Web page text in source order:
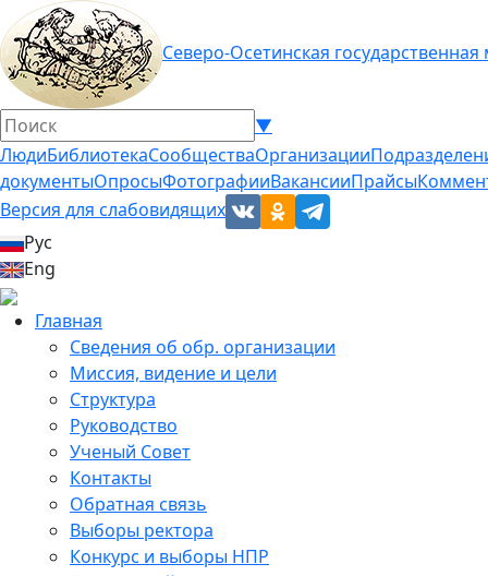
Северо-Осетинская
▼
ЛюдиБиблиотекаСообществаОрганизации
документыОпросыФотографииВакансииПрайсы
Версия для слабовидящих
Рус
Eng
Главная
Сведения об обр. организации
Миссия, видение и цели
Структура
Руководство
Ученый Совет
Контакты
Обратная связь
Выборы ректора
Конкурс и выборы НПР